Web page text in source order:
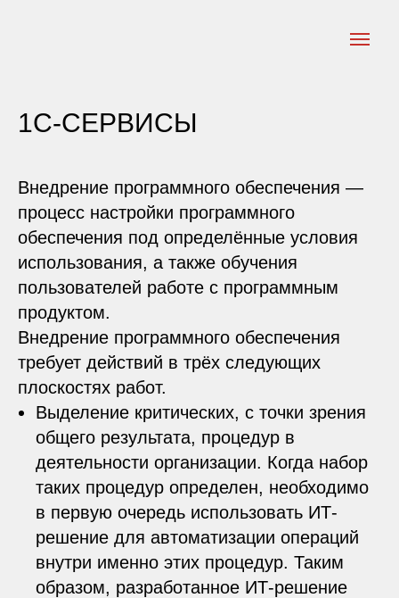
1С-СЕРВИСЫ
Внедрение программного обеспечения —
процесс настройки программного
обеспечения под определённые условия
использования, а также обучения
пользователей работе с программным
продуктом.
Внедрение программного обеспечения
требует действий в трёх следующих
плоскостях работ.
Выделение критических, с точки зрения
общего результата, процедур в
деятельности организации. Когда набор
таких процедур определен, необходимо
в первую очередь использовать ИТ-
решение для автоматизации операций
внутри именно этих процедур. Таким
образом, разработанное ИТ-решение